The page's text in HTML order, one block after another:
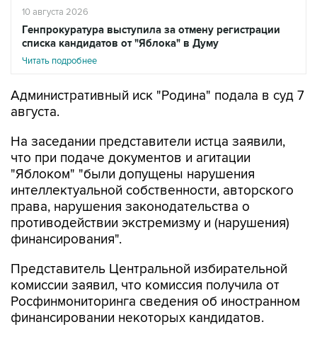
10 августа 2026
Генпрокуратура выступила за отмену регистрации
списка кандидатов от "Яблока" в Думу
Читать подробнее
Административный иск "Родина" подала в суд 7
августа.
На заседании представители истца заявили,
что при подаче документов и агитации
"Яблоком" "были допущены нарушения
интеллектуальной собственности, авторского
права, нарушения законодательства о
противодействии экстремизму и (нарушения)
финансирования".
Представитель Центральной избирательной
комиссии заявил, что комиссия получила от
Росфинмониторинга сведения об иностранном
финансировании некоторых кандидатов.